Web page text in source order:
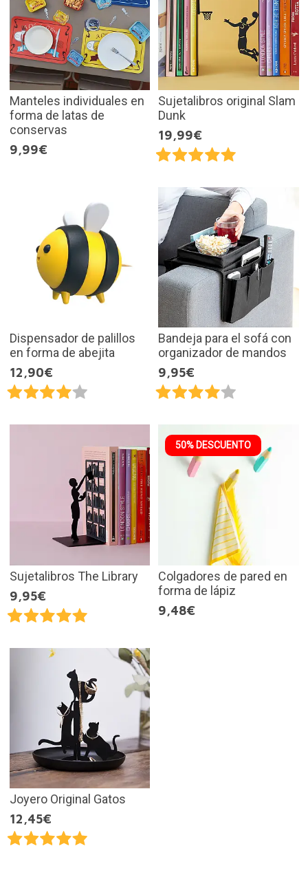
Manteles individuales en
forma de latas de
conservas
9,99€
Sujetalibros original Slam
Dunk
19,99€
Dispensador de palillos
en forma de abejita
12,90€
Bandeja para el sofá con
organizador de mandos
9,95€
Sujetalibros The Library
9,95€
50% DESCUENTO
Colgadores de pared en
forma de lápiz
9,48€
Joyero Original Gatos
12,45€